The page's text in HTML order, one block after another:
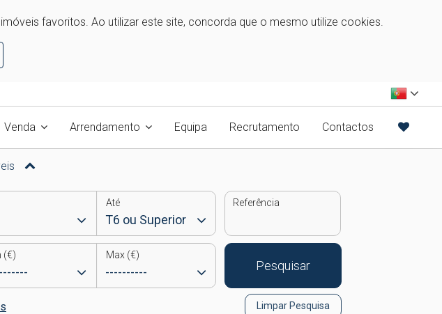
favoritos. Ao utilizar este site, concorda que o mesmo utilize cookies.
Venda Arrendamento Equipa Recrutamento Contactos
Até Referência
(€) Max (€)
Pesquisar
Limpar Pesquisa